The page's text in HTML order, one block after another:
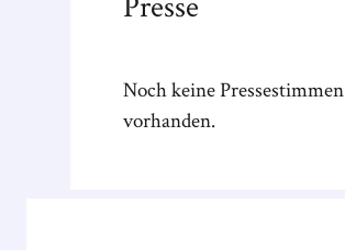
Noch keine Pressestimmen
vorhanden.